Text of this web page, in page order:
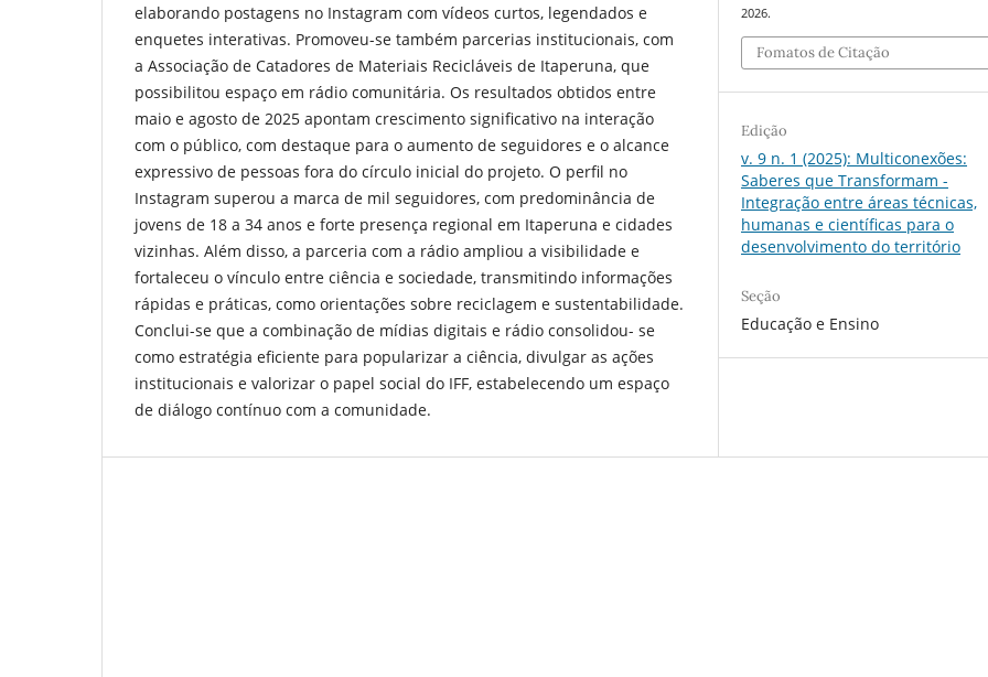
elaborando postagens no Instagram com vídeos curtos, legendados e
enquetes interativas. Promoveu-se também parcerias institucionais, com
a Associação de Catadores de Materiais Recicláveis de Itaperuna, que
possibilitou espaço em rádio comunitária. Os resultados obtidos entre
maio e agosto de 2025 apontam crescimento significativo na interação
com o público, com destaque para o aumento de seguidores e o alcance
expressivo de pessoas fora do círculo inicial do projeto. O perfil no
Instagram superou a marca de mil seguidores, com predominância de
jovens de 18 a 34 anos e forte presença regional em Itaperuna e cidades
vizinhas. Além disso, a parceria com a rádio ampliou a visibilidade e
fortaleceu o vínculo entre ciência e sociedade, transmitindo informações
rápidas e práticas, como orientações sobre reciclagem e sustentabilidade.
Conclui-se que a combinação de mídias digitais e rádio consolidou- se
como estratégia eficiente para popularizar a ciência, divulgar as ações
institucionais e valorizar o papel social do IFF, estabelecendo um espaço
de diálogo contínuo com a comunidade.
2026.
Fomatos de Citação
Edição
v. 9 n. 1 (2025): Multiconexões:
Saberes que Transformam -
Integração entre áreas técnicas,
humanas e científicas para o
desenvolvimento do território
Seção
Educação e Ensino